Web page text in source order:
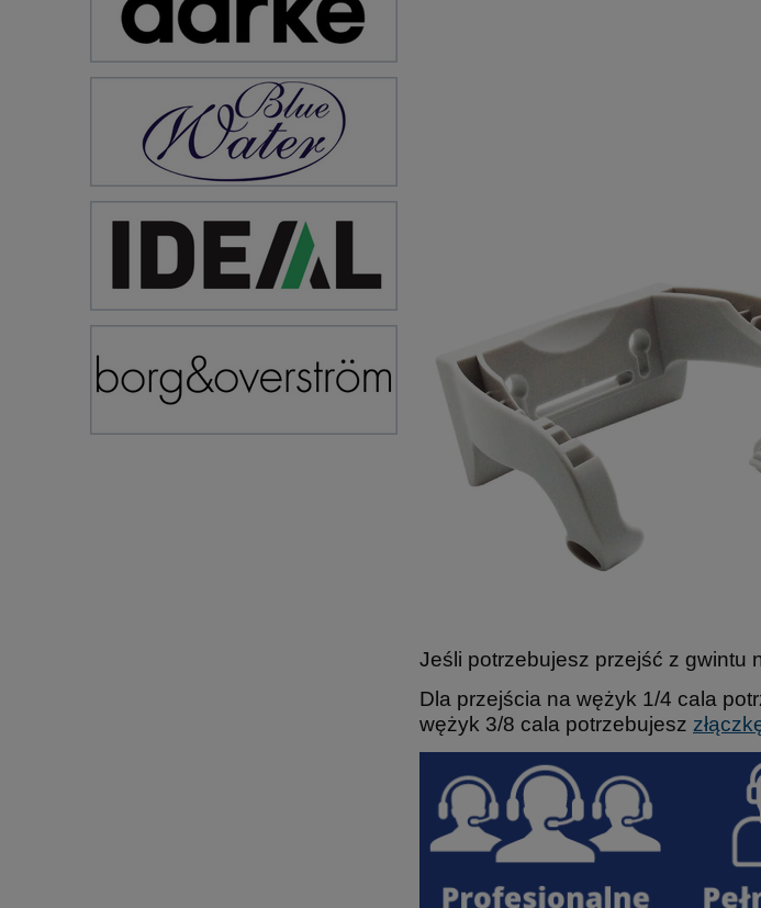
Jeśli potrzebujesz przejść z gwintu
Dla przejścia na wężyk 1/4 cala
wężyk 3/8 cala potrzebujesz